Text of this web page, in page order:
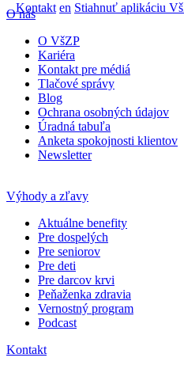
Kontakt en Stiahnuť aplikáciu
O nás
O VšZP
Kariéra
Kontakt pre médiá
Tlačové správy
Blog
Ochrana osobných údajov
Úradná tabuľa
Anketa spokojnosti klientov
Newsletter
Výhody a zľavy
Aktuálne benefity
Pre dospelých
Pre seniorov
Pre deti
Pre darcov krvi
Peňaženka zdravia
Vernostný program
Podcast
Kontakt